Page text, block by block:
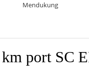
Mendukung
port SC